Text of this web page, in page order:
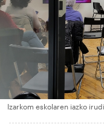
Izarkom eskolaren iazko